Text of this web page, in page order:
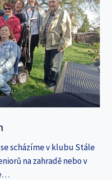
scházíme v klubu Stále
na zahradě nebo v